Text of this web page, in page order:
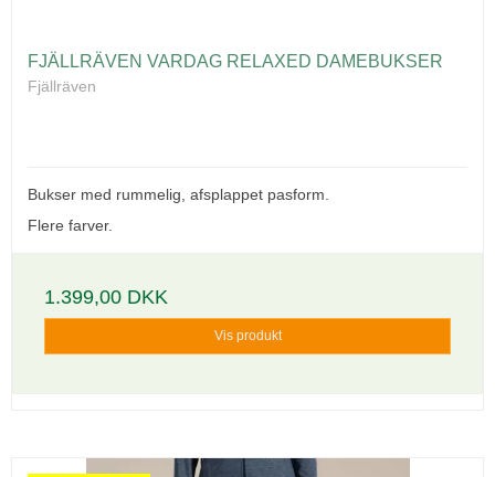
FJÄLLRÄVEN VARDAG RELAXED DAMEBUKSER
Fjällräven
Bukser med rummelig, afsplappet pasform.
Flere farver.
1.399,00 DKK
Vis produkt